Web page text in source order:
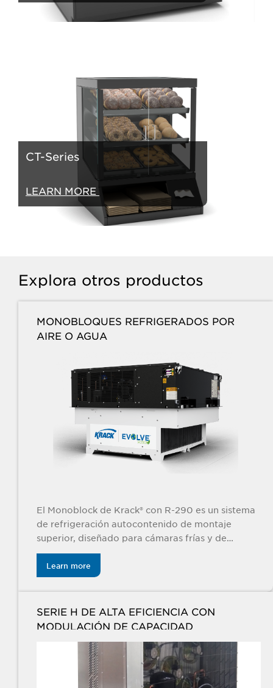
CT-Series
LEARN MORE
Explora otros productos
MONOBLOQUES REFRIGERADOS POR
AIRE O AGUA
El Monoblock de Krack® con R-290 es un sistema
de refrigeración autocontenido de montaje
superior, diseñado para cámaras frías y de
refrigeración. Es ideal para servicios de
alimentación, tiendas de conveniencia y
aplicaciones industriales ligeras.
Learn more
SERIE H DE ALTA EFICIENCIA CON
MODULACIÓN DE CAPACIDAD